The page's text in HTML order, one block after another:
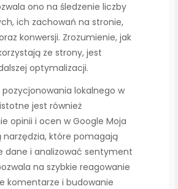
ono na śledzenie liczby
ich zachowań na stronie,
konwersji. Zrozumienie, jak
ze strony, jest
optymalizacji.
lokalnego w
jest również
opinii i ocen w Google Moja
narzędzia, które pomagają
dane i analizować sentyment
na szybkie reagowanie
komentarze i budowanie